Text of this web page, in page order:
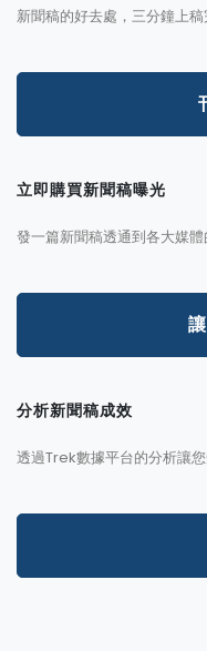
新聞稿的好去處，三分鐘上
立即購買新聞稿曝光
發一篇新聞稿透通到各大媒
分析新聞稿成效
透過Trek數據平台的分析讓